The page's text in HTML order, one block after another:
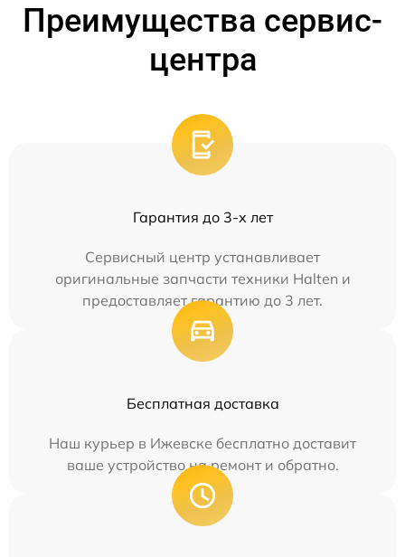
Преимущества сервис-
центра
Гарантия до 3-х лет
Сервисный центр устанавливает
оригинальные запчасти техники Halten и
предоставляет гарантию до 3 лет.
Бесплатная доставка
Наш курьер в Ижевске бесплатно доставит
ваше устройство на ремонт и обратно.